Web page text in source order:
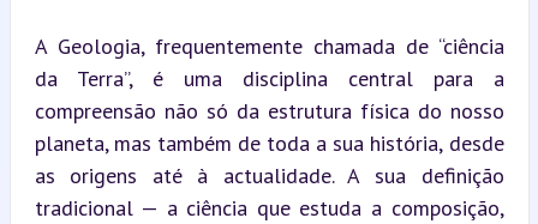
A Geologia, frequentemente chamada de “ciência
da Terra”, é uma disciplina central para a
compreensão não só da estrutura física do nosso
planeta, mas também de toda a sua história, desde
as origens até à actualidade. A sua definição
tradicional — a ciência que estuda a composição,